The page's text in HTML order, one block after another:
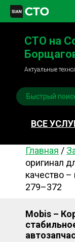
+380 95
+380 98
СТО на
Актуальные
ВСЕ
Автомойка
Топливная
Система
Ходовая часть
Главная /
оригинал
качество –
279–372
Mobis –